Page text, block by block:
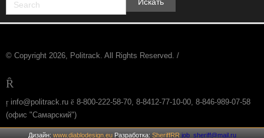
© Copyright 2026, Politrack. All Rights Reserved. /
info@politrack.ru
8-800-222-58-70, 8-8412-77-10-00, 8-846-989-07-58
(офис "Самарский")
Дизайн: www.diablodesign.eu Разработка: SheriffRR job_sheriff@mail.ru